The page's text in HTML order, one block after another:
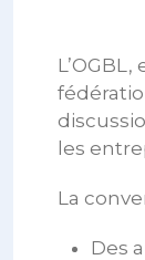
les
La
Des